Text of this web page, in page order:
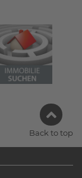
Back to top